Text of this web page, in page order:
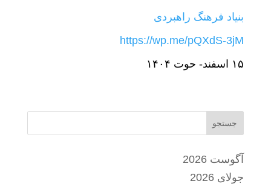
بنیاد فرهنگ راهبردی
https://wp.me/pQXdS-3jM
١۵ اسفند- حوت ١۴٠۴
جستجو
آگوست 2026
جولای 2026